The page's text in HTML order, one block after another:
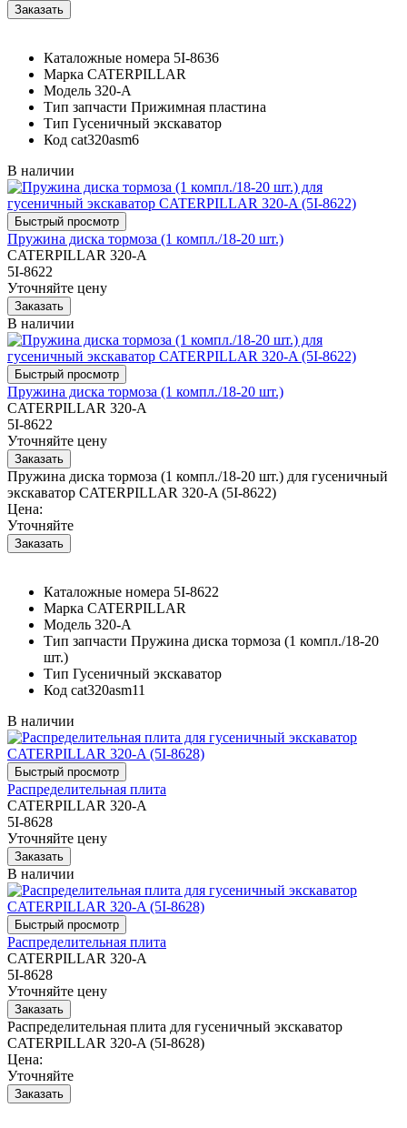
Каталожные номера 5I-8636
Марка CATERPILLAR
Модель 320-A
Тип запчасти Прижимная пластина
Тип Гусеничный экскаватор
Код cat320asm6
В наличии
Пружина диска тормоза (1 компл./18-20 шт.)
CATERPILLAR 320-A
5I-8622
Уточняйте цену
В наличии
Пружина диска тормоза (1 компл./18-20 шт.)
CATERPILLAR 320-A
5I-8622
Уточняйте цену
Пружина диска тормоза (1 компл./18-20 шт.) для гусеничный
экскаватор CATERPILLAR 320-A (5I-8622)
Цена:
Уточняйте
Каталожные номера 5I-8622
Марка CATERPILLAR
Модель 320-A
Тип запчасти Пружина диска тормоза (1 компл./18-20
шт.)
Тип Гусеничный экскаватор
Код cat320asm11
В наличии
Распределительная плита
CATERPILLAR 320-A
5I-8628
Уточняйте цену
В наличии
Распределительная плита
CATERPILLAR 320-A
5I-8628
Уточняйте цену
Распределительная плита для гусеничный экскаватор
CATERPILLAR 320-A (5I-8628)
Цена:
Уточняйте